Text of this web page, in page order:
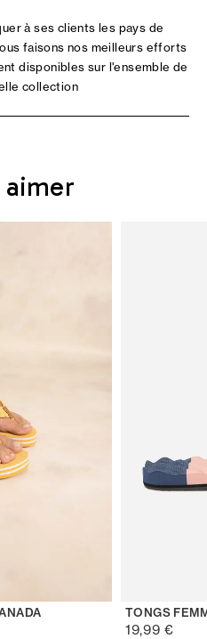
à ses clients les pays de
faisons nos meilleurs efforts
disponibles sur l'ensemble de
collection
aimer
TONGS
19,99 €